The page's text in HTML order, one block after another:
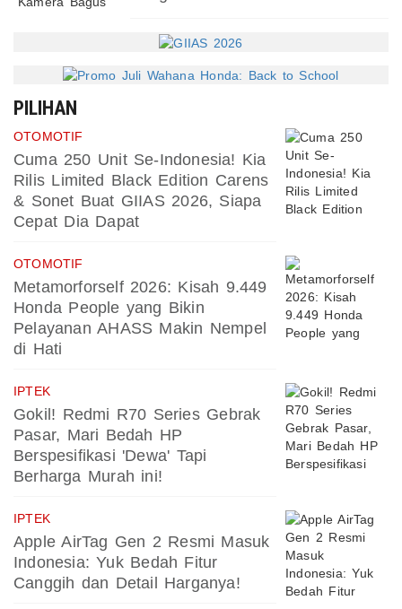
PILIHAN
OTOMOTIF
Cuma 250 Unit Se-Indonesia! Kia
Rilis Limited Black Edition Carens
& Sonet Buat GIIAS 2026, Siapa
Cepat Dia Dapat
OTOMOTIF
Metamorforself 2026: Kisah 9.449
Honda People yang Bikin
Pelayanan AHASS Makin Nempel
di Hati
IPTEK
Gokil! Redmi R70 Series Gebrak
Pasar, Mari Bedah HP
Berspesifikasi 'Dewa' Tapi
Berharga Murah ini!
IPTEK
Apple AirTag Gen 2 Resmi Masuk
Indonesia: Yuk Bedah Fitur
Canggih dan Detail Harganya!